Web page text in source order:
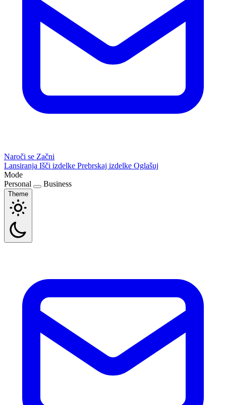
Naroči se Začni
Lansiranja Išči izdelke Prebrskaj izdelke Oglašuj
Mode
Personal
Business
Theme